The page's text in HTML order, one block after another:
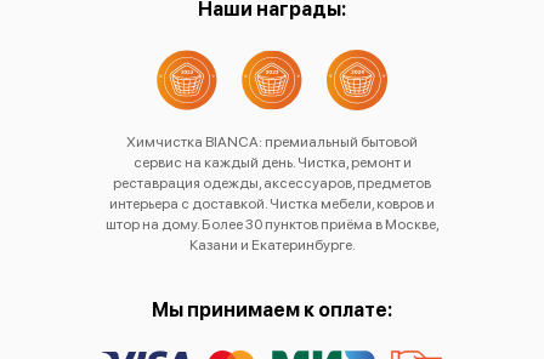
Наши награды:
Химчистка BIANCA: премиальный бытовой
сервис на каждый день. Чистка, ремонт и
реставрация одежды, аксессуаров, предметов
интерьера с доставкой. Чистка мебели, ковров и
штор на дому. Более 30 пунктов приёма в Москве,
Казани и Екатеринбурге.
Мы принимаем к оплате: